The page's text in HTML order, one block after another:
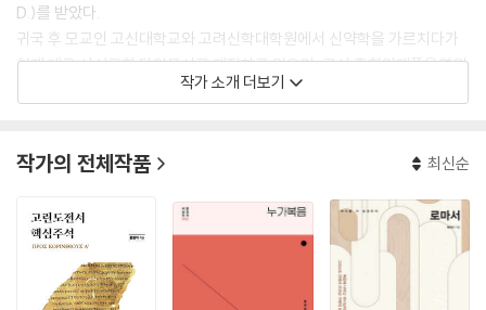
D.)를 받았다.
귀국 후 모교인 고신대학교와 고려신학대학원에서 신약학을 가르치다가
현재 대구 산성교회 담임목사로 재직하고 있으며, 고신 총회인재풀운영위
원회 전문위원, 고신 총회성경연구소 연구위원, 한국동남성경연구원 편집
건설에 각별한 관심을 가지고 산성교회와 한국교회를 섬기고 있다.
그는 지금까지 다양한 저서와 역서를 출간했는데, 「The theological rol
e of signs in the Gospel of John」 (Verlag Dr. Muller, 2008), 「40
일간의 성경여행」 (공저, SFC, 2009), 「설교자를 위한 마가복음 주해」 (C
LC, 2009), 「요한문헌 개론」 (역서, CLC, 2011), 「요한복음 해설노트」 (S
FC, 2011), 「목회서신 주해」 (교회와 성경, 2014), 「마태복음: 고신교단
작가 소개 더보기
작가의 전체작품 최신순